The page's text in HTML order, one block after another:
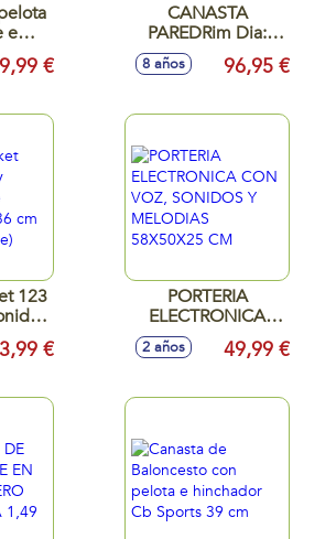
e
€
CANASTA
PAREDRim Dia:
45cm
8 años 96,95 €
123
€
PORTERIA
ELECTRONICA
CON VOZ,
SONIDOS Y
58X50X25 CM
2 años 49,99 €